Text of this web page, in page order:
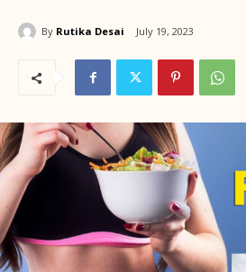
By Rutika Desai July 19, 2023